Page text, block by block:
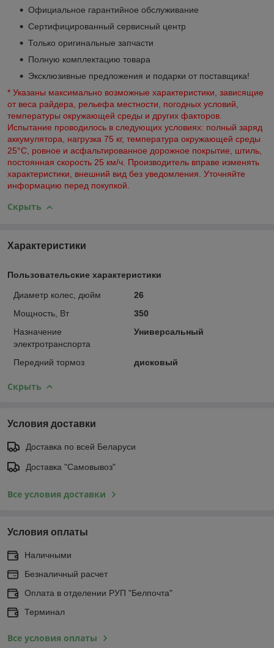
Официальное гарантийное обслуживание
Сертифицированный сервисный центр
Только оригинальные запчасти
Полную комплектацию товара
Эксклюзивные предложения и подарки от поставщика!
* Указаны максимально возможные характеристики, зависящие
от веса райдера, рельефа местности, погодных условий,
температуры окружающей среды и других факторов.
Испытание проводилось в следующих условиях: полный заряд
аккумулятора, нагрузка 75 кг, температура окружающей среды
25°C, ровное и асфальтированное дорожное покрытие, штиль,
постоянная скорость 25 км/ч. Производитель вправе изменять
характеристики, внешний вид без уведомления. Уточняйте
информацию перед покупкой.
Скрыть
Характеристики
Пользовательские характеристики
Диаметр колес, дюйм
26
Мощность, Вт
350
Назначение
электротранспорта
Универсальный
Передний тормоз дисковый
Скрыть
Условия доставки
Доставка по всей Беларуси
Доставка "Самовывоз"
Все условия доставки
Условия оплаты
Наличными
Безналичный расчет
Оплата в отделении РУП "Белпочта"
Терминал
Все условия оплаты